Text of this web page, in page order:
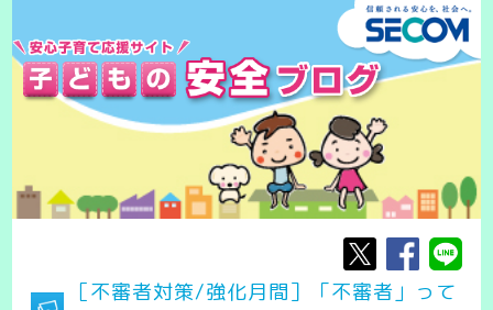
［不審者対策/強化月間］「不審者」って